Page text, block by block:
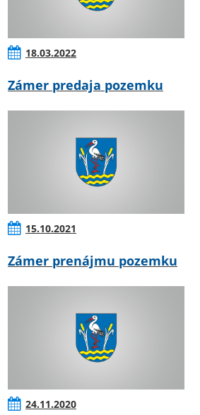
18.03.2022
Zámer predaja pozemku
15.10.2021
Zámer prenájmu pozemku
24.11.2020